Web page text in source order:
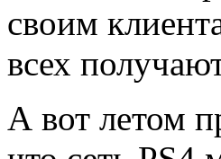
своим
всех
А вот летом